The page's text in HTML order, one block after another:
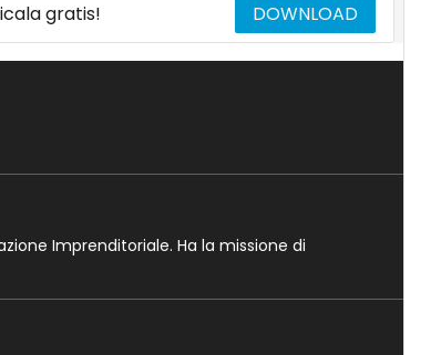
gratis! DOWNLOAD
Imprenditoriale. Ha la missione di